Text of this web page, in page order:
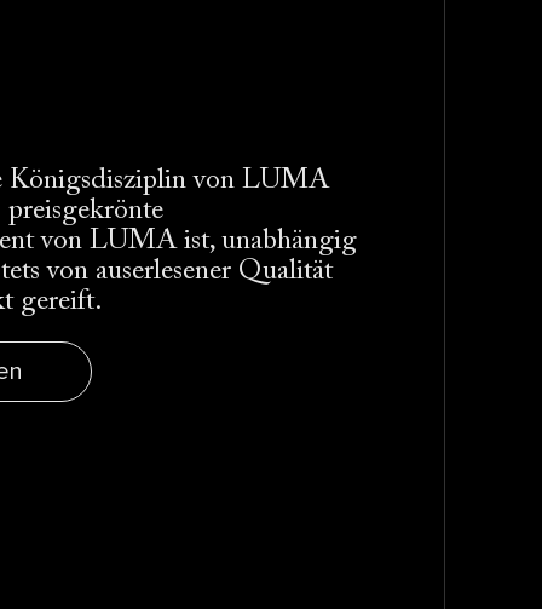
Königsdisziplin von LUMA
preisgekrönte
von LUMA ist, unabhängig
von auserlesener Qualität
gereift.